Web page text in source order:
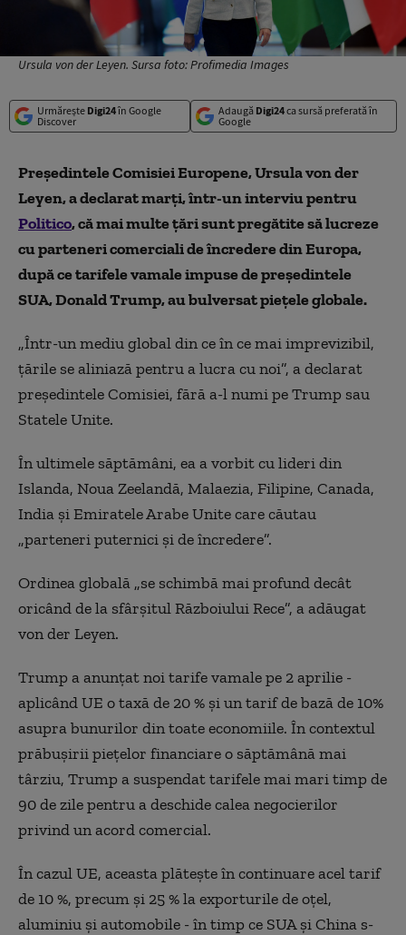
Ursula von der Leyen. Sursa foto: Profimedia Images
Urmărește Digi24în Google
Discover
Adaugă Digi24ca sursă preferată în
Google
Președintele Comisiei Europene, Ursula von der
Leyen, a declarat marți, într-un interviu pentru
Politico, că mai multe țări sunt pregătite să lucreze
cu parteneri comerciali de încredere din Europa,
după ce tarifele vamale impuse de președintele
SUA, Donald Trump, au bulversat piețele globale.
„Într-un mediu global din ce în ce mai imprevizibil,
țările se aliniază pentru a lucra cu noi”, a declarat
președintele Comisiei, fără a-l numi pe Trump sau
Statele Unite.
În ultimele săptămâni, ea a vorbit cu lideri din
Islanda, Noua Zeelandă, Malaezia, Filipine, Canada,
India și Emiratele Arabe Unite care căutau
„parteneri puternici și de încredere”.
Ordinea globală „se schimbă mai profund decât
oricând de la sfârșitul Războiului Rece”, a adăugat
von der Leyen.
Trump a anunțat noi tarife vamale pe 2 aprilie -
aplicând UE o taxă de 20 % și un tarif de bază de 10%
asupra bunurilor din toate economiile. În contextul
prăbușirii piețelor financiare o săptămână mai
târziu, Trump a suspendat tarifele mai mari timp de
90 de zile pentru a deschide calea negocierilor
privind un acord comercial.
În cazul UE, aceasta plătește în continuare acel tarif
de 10 %, precum și 25 % la exporturile de oțel,
aluminiu și automobile - în timp ce SUA și China s-